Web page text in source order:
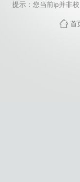
提示：您当前ip并非
首